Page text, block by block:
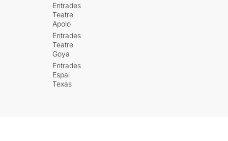
Entrades
Teatre
Apolo
Entrades
Teatre
Goya
Entrades
Espai
Texas